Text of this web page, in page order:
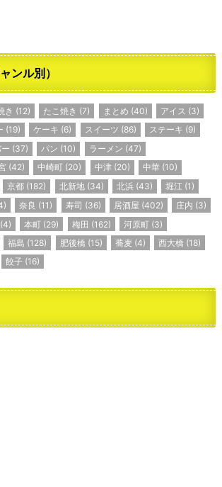
ンル別）
き (12) たこ焼き (7) まとめ (40) アイス (3)
(19) ケーキ (6) スイーツ (86) ステーキ (9)
(37) パン (10) ラーメン (47)
(42) 中崎町 (20) 中津(20) 中華(10)
京都 (182) 北新地(34) 北浜(43) 堀江 (1)
奈良 (11) 寿司 (36) 居酒屋 (402) 庄内 (3)
(4) 本町 (29) 梅田 (162) 河原町 (3)
福島 (128) 肥後橋 (15) 蕎麦(4) 西大橋 (18)
餃子 (16)